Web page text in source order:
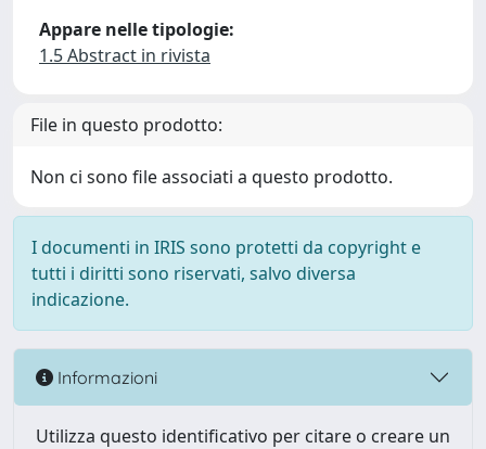
Appare nelle tipologie:
1.5 Abstract in rivista
File in questo prodotto:
Non ci sono file associati a questo prodotto.
I documenti in IRIS sono protetti da copyright e
tutti i diritti sono riservati, salvo diversa
indicazione.
Informazioni
Utilizza questo identificativo per citare o creare un